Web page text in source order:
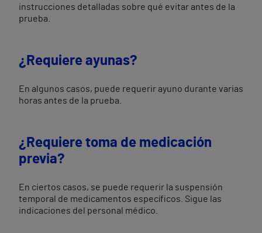
instrucciones detalladas sobre qué evitar antes de la
prueba.
¿Requiere ayunas?
En algunos casos, puede requerir ayuno durante varias
horas antes de la prueba.
¿Requiere toma de medicación
previa?
En ciertos casos, se puede requerir la suspensión
temporal de medicamentos específicos. Sigue las
indicaciones del personal médico.